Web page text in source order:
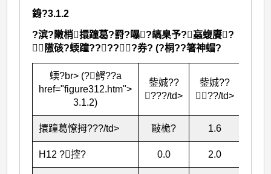
銵?3.1.2
?滨?敶梢擐蹱葛?罸?嚗?皜臬予?蝱蝮賡?
隞硋?蝡蹱?????券? (?桐??箸神蝐?
蝡?br> (?鰐??a
href="figure312.htm">
3.1.2)
鈭娍??
???/td>
鈭娍??
??/td>
擐蹱葛憭拇???/td> 敺桅? 1.6
H12 ?控? 0.0 2.0